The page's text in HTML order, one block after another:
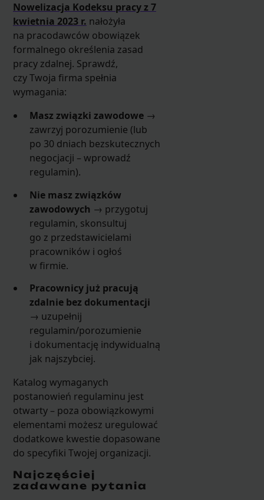
Nowelizacja Kodeksu pracy z 7
kwietnia 2023 r. nałożyła
na pracodawców obowiązek
formalnego określenia zasad
pracy zdalnej. Sprawdź,
czy Twoja firma spełnia
wymagania:
Masz związki zawodowe →
zawrzyj porozumienie (lub
po 30 dniach bezskutecznych
negocjacji – wprowadź
regulamin).
Nie masz związków
zawodowych → przygotuj
regulamin, skonsultuj
go z przedstawicielami
pracowników i ogłoś
w firmie.
Pracownicy już pracują
zdalnie bez dokumentacji
→ uzupełnij
regulamin/porozumienie
i dokumentację indywidualną
jak najszybciej.
Katalog wymaganych
postanowień regulaminu jest
otwarty – poza obowiązkowymi
elementami możesz uregulować
dodatkowe kwestie dopasowane
do specyfiki Twojej organizacji.
Najczęściej
zadawane pytania